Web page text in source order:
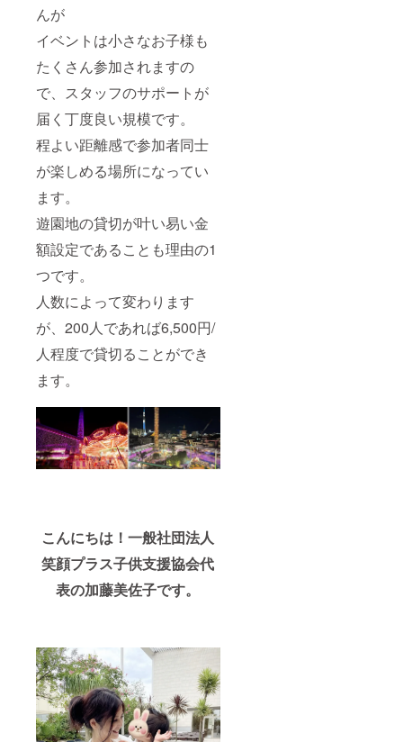
んが
イベントは小さなお子様も
たくさん参加されますの
で、スタッフのサポートが
届く丁度良い規模です。
程よい距離感で参加者同士
が楽しめる場所になってい
ます。
遊園地の貸切が叶い易い金
額設定であることも理由の1
つです。
人数によって変わります
が、200人であれば6,500円/
人程度で貸切ることができ
ます。
こんにちは！一般社団法人
笑顔プラス子供支援協会代
表の加藤美佐子です。